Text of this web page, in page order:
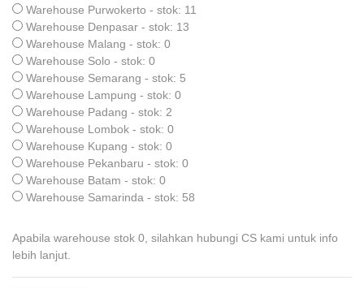
Warehouse Purwokerto - stok: 11
Warehouse Denpasar - stok: 13
Warehouse Malang - stok: 0
Warehouse Solo - stok: 0
Warehouse Semarang - stok: 5
Warehouse Lampung - stok: 0
Warehouse Padang - stok: 2
Warehouse Lombok - stok: 0
Warehouse Kupang - stok: 0
Warehouse Pekanbaru - stok: 0
Warehouse Batam - stok: 0
Warehouse Samarinda - stok: 58
Apabila warehouse stok 0, silahkan hubungi CS kami untuk info
lebih lanjut.